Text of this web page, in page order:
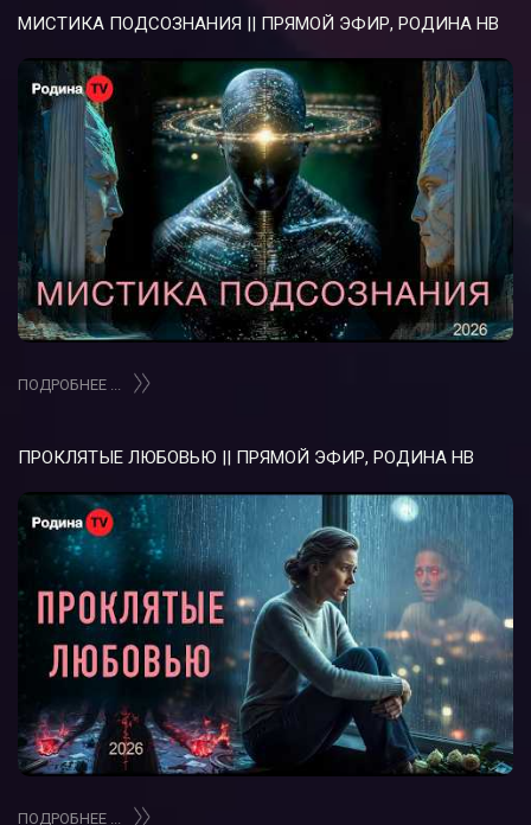
МИСТИКА ПОДСОЗНАНИЯ || ПРЯМОЙ ЭФИР, РОДИНА НВ
ПОДРОБНЕЕ ...
ПРОКЛЯТЫЕ ЛЮБОВЬЮ || ПРЯМОЙ ЭФИР, РОДИНА НВ
ПОДРОБНЕЕ ...